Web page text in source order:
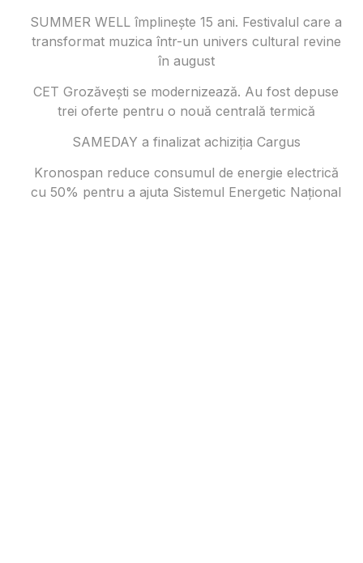
SUMMER WELL împlinește 15 ani. Festivalul care a
transformat muzica într-un univers cultural revine
în august
CET Grozăvești se modernizează. Au fost depuse
trei oferte pentru o nouă centrală termică
SAMEDAY a finalizat achiziția Cargus
Kronospan reduce consumul de energie electrică
cu 50% pentru a ajuta Sistemul Energetic Național